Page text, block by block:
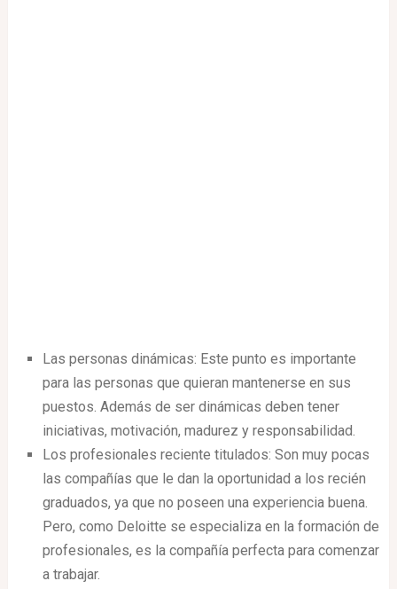
Las personas dinámicas: Este punto es importante
para las personas que quieran mantenerse en sus
puestos. Además de ser dinámicas deben tener
iniciativas, motivación, madurez y responsabilidad.
Los profesionales reciente titulados: Son muy pocas
las compañías que le dan la oportunidad a los recién
graduados, ya que no poseen una experiencia buena.
Pero, como Deloitte se especializa en la formación de
profesionales, es la compañía perfecta para comenzar
a trabajar.